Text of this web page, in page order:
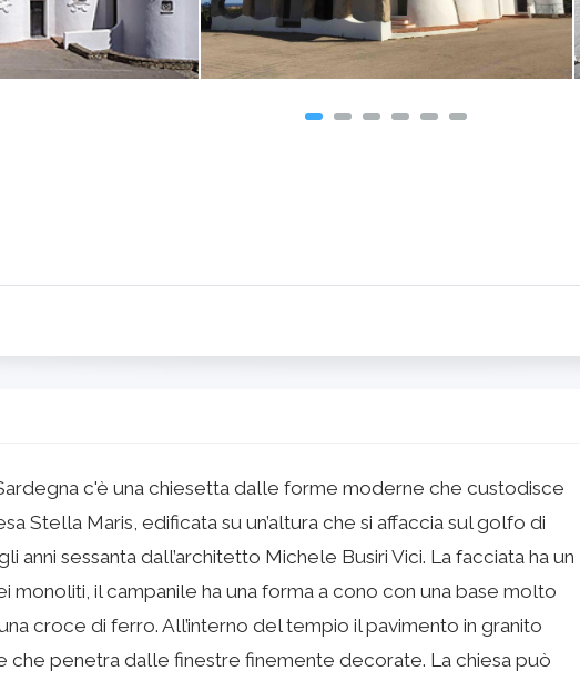
c'è una chiesetta dalle forme moderne che custodisce
Stella Maris, edificata su un’altura che si affaccia sul golfo di
anni sessanta dall’architetto Michele Busiri Vici. La facciata ha un
il campanile ha una forma a cono con una base molto
croce di ferro. All’interno del tempio il pavimento in granito
penetra dalle finestre finemente decorate. La chiesa può